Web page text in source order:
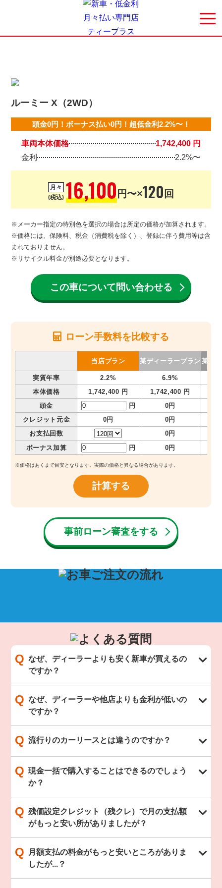
ルーミー X（2WD）
頭金0円！ボーナス払い0円！超低金利2.2%〜！
車両本体価格
1,742,400 円
金利
2.2%〜
月々
(税込) 16,100円〜×120 回
※メーカー指定の特別色を選択の場合は所定の価格が加算されます。
※価格には、保険料、税金（消費税を除く）、登録に伴う費用等は含
まれておりません。
※リサイクル料金が別途必要となります。
この車について問い合わせる
ローン手数料を比較する
当店プラン 某ディーラープラン 某メ
実質年率 2.2%
6.9%
本体価格
1,742,400 円 1,742,400 円
頭金
円
0円
クレジット元金
0円
0円
お支払回数
0円
ボーナス加算
円 0円
※価格はあくまで目安となります。実際の価格と異なる場合があります。
計算する
事前ローン審査をする
Q なぜ、ディーラーよりも安く新車が買えるの
ですか？
Q なぜ、ディーラーや他店よりも金利が低いの
ですか？
Q 流行りのカーリースとは違うのですか？
Q 現金一括で購入することはできるのでしょう
か？
Q 残価設定クレジット（残クレ）で月の支払額
がもっと安い所がありましたが？
Q
月額支払の料金がもっと安いところがありま
したが...？